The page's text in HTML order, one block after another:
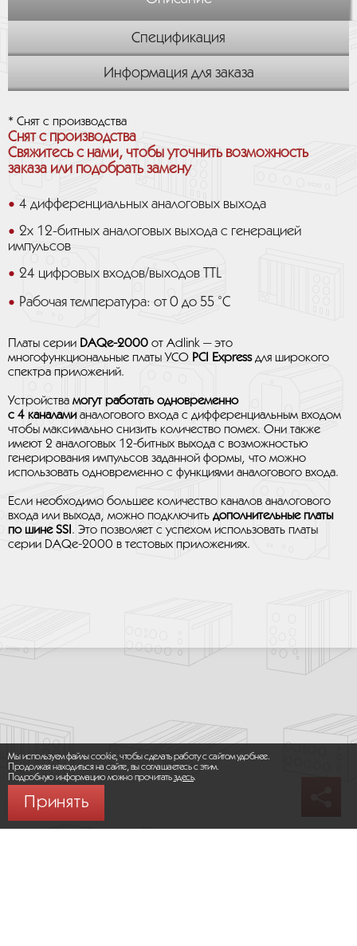
Спецификация
Информация для заказа
* Снят с производства
Снят с производства
Свяжитесь с нами, чтобы уточнить возможность
заказа или подобрать замену
4 дифференциальных аналоговых выхода
2х 12-битных аналоговых выхода с генерацией
импульсов
24 цифровых входов/выходов TTL
Рабочая температура: от 0 до 55 ˚C
Платы серии DAQe-2000 от Adlink — это
многофункциональные платы УСО PCI Expressдля широкого
спектра приложений.
Устройства могут работать одновременно
с 4 каналамианалогового входа с дифференциальным входом
чтобы максимально снизить количество помех. Они также
имеют 2 аналоговых 12-битных выхода с возможностью
генерирования импульсов заданной формы, что можно
использовать одновременно с функциями аналогового входа.
Если необходимо большее количество каналов аналогового
входа или выхода, можно подключить дополнительные платы
по шине SSI . Это позволяет с успехом использовать платы
серии DAQe-2000 в тестовых приложениях.
Мы используем файлы cookie, чтобы сделать работу с сайтом удобнее.
Продолжая находиться на сайте, вы соглашаетесь с этим.
Подробную информацию можно прочитатьздесь.
Принять